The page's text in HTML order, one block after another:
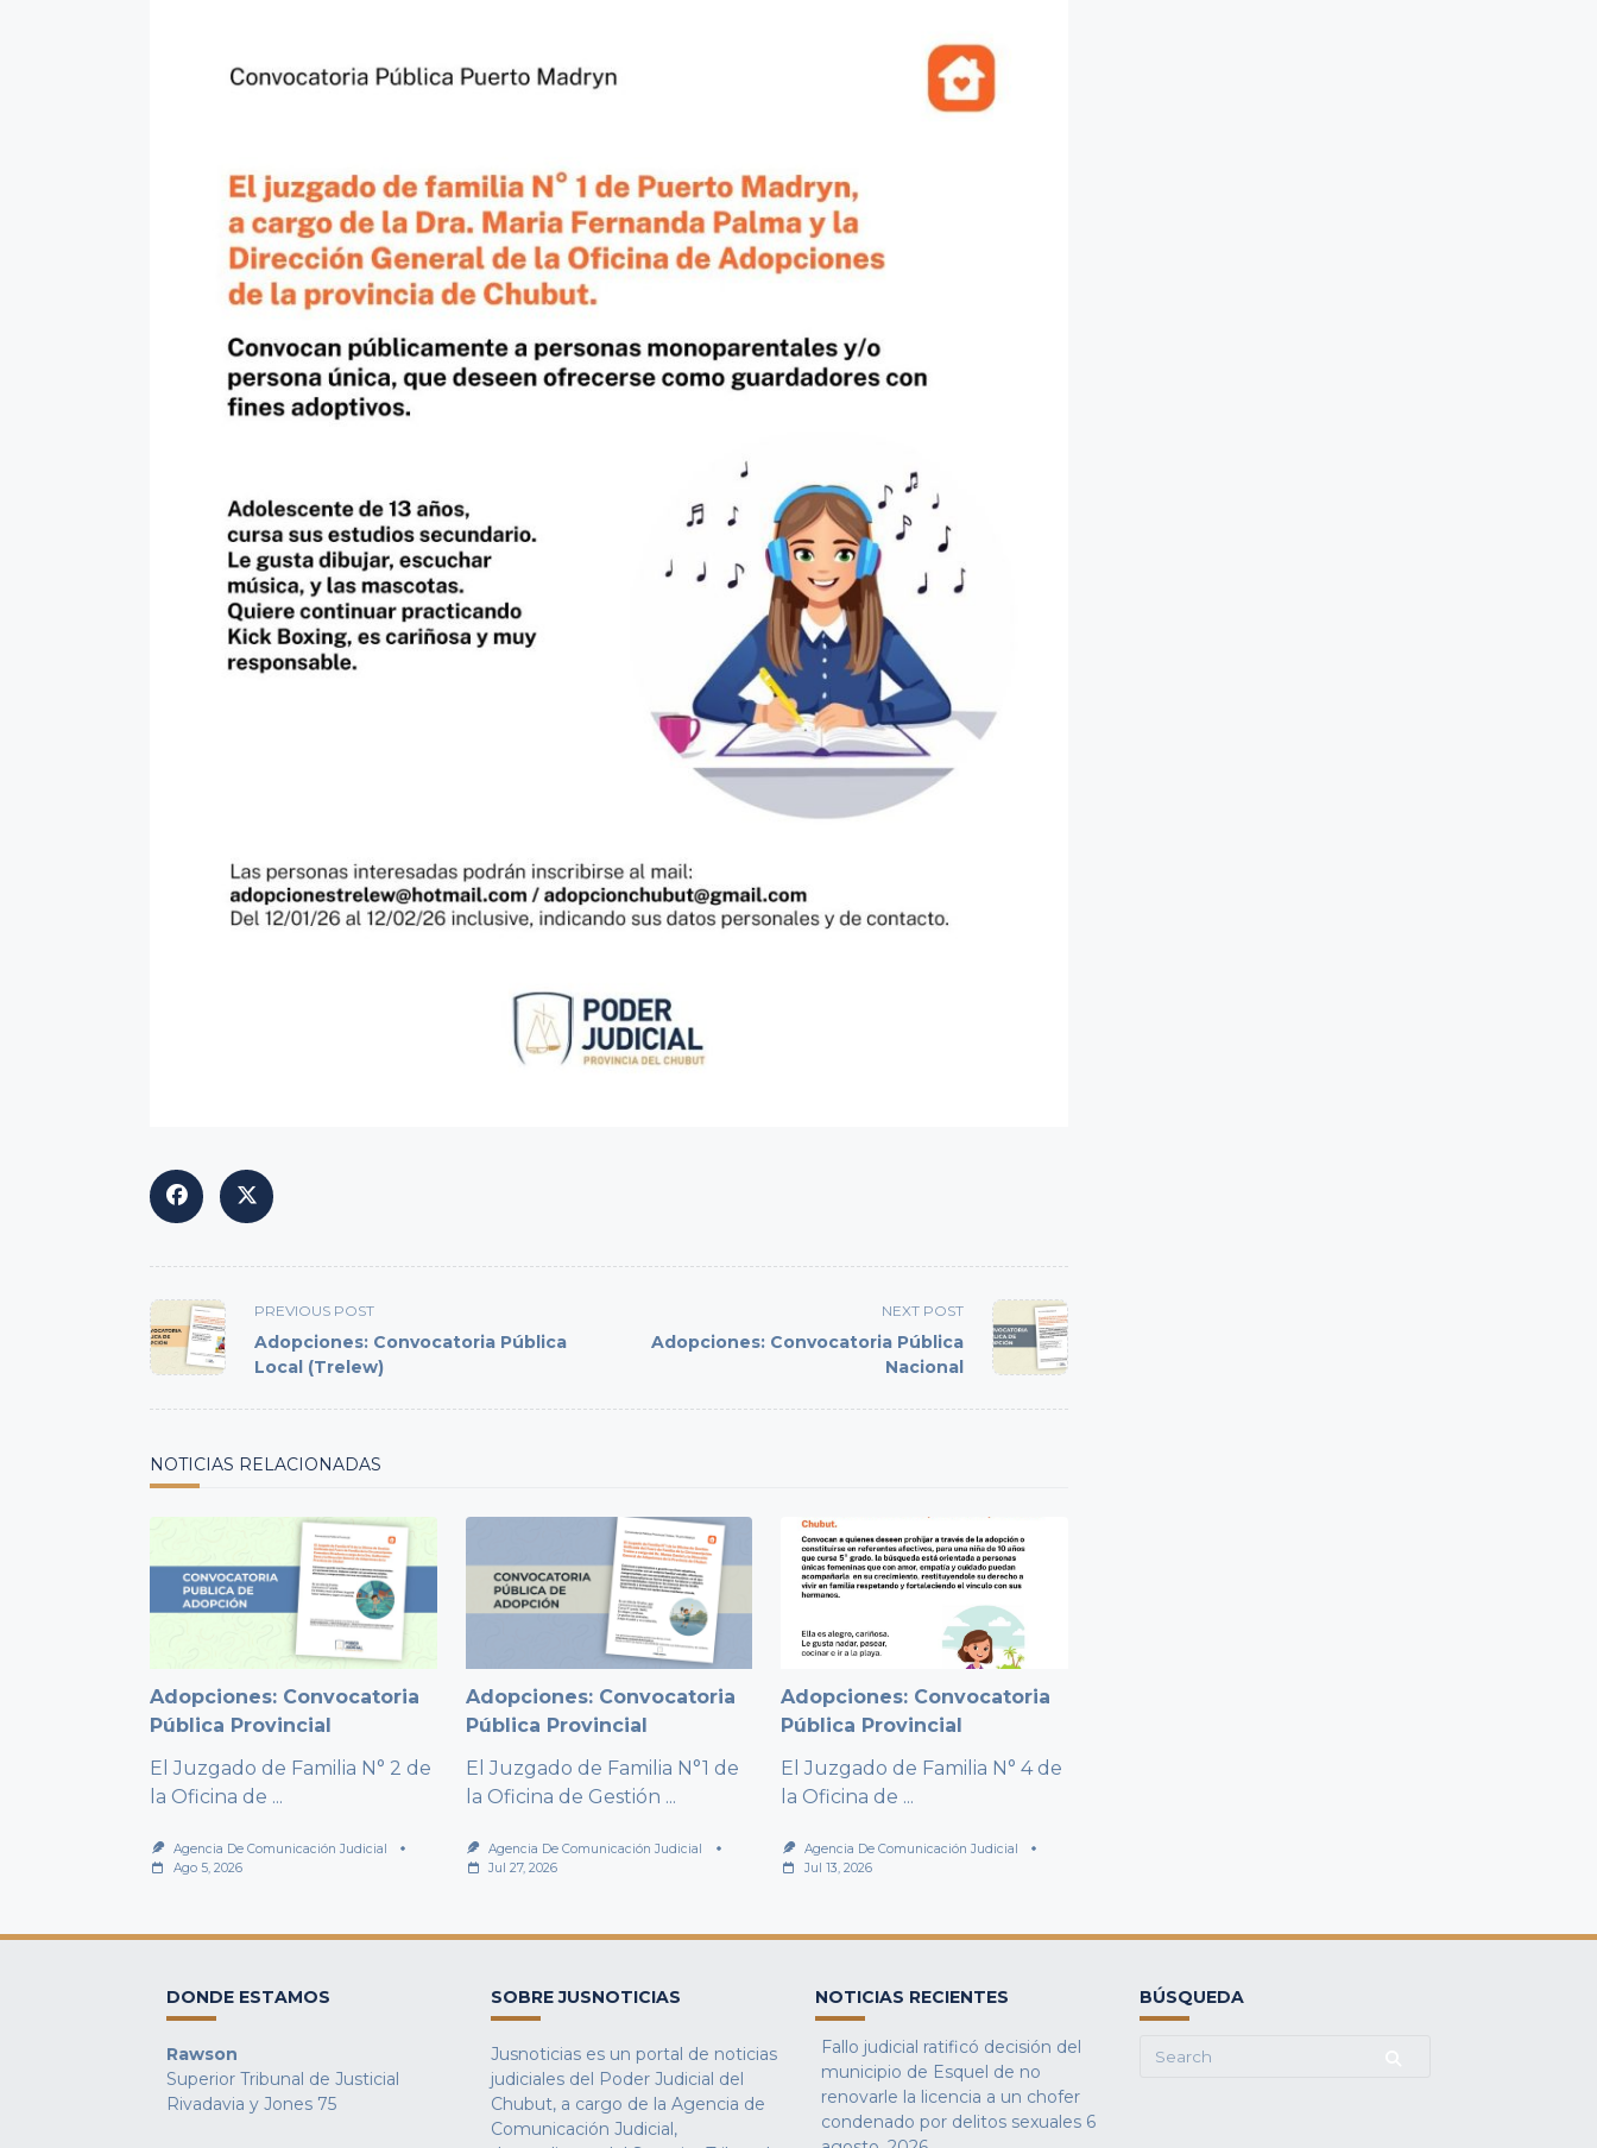
<span
class="nav-
subtitle
PREVIOUS POST
Adopciones: Convocatoria Pública
Local (Trelew)
NEXT POST
Adopciones: Convocatoria Pública
Nacional
NOTICIAS RELACIONADAS
Adopciones: Convocatoria
Pública Provincial
El Juzgado de Familia N° 2 de
la Oficina de ...
Agencia De Comunicación Judicial
Ago 5, 2026
Adopciones: Convocatoria
Pública Provincial
El Juzgado de Familia N°1 de
la Oficina de Gestión ...
Agencia De Comunicación Judicial
Jul 27, 2026
Adopciones: Convocatoria
Pública Provincial
El Juzgado de Familia N° 4 de
la Oficina de ...
Agencia De Comunicación Judicial
Jul 13, 2026
DONDE ESTAMOS
Rawson
Superior Tribunal de Justicial
Rivadavia y Jones 75
SOBRE JUSNOTICIAS
Jusnoticias es un portal de noticias
judiciales del Poder Judicial del
Chubut, a cargo de la Agencia de
Comunicación Judicial,
NOTICIAS RECIENTES
Fallo judicial ratificó decisión del
municipio de Esquel de no
renovarle la licencia a un chofer
condenado por delitos sexuales 6
BÚSQUEDA
Search